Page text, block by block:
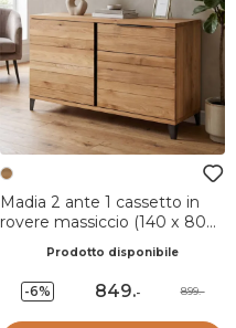
Madia 2 ante 1 cassetto in
rovere massiccio (140 x 80
Prodotto disponibile
-6% 849.- 899.-